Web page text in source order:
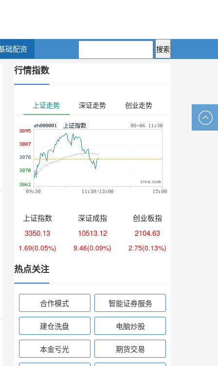
础配资
行情指数
上证走势 深证走势 创业走势
上证指数
3350.13
1.69(0.05%)
深证成指
10513.12
9.46(0.09%)
创业板指
2104.63
2.75(0.13%)
热点关注
合作模式 智能证券服务
建仓洗盘 电脑炒股
本金亏光 期货交易